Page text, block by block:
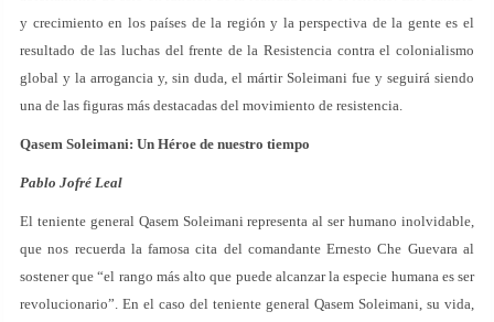
y crecimiento en los países de la región y la perspectiva de la gente es el
resultado de las luchas del frente de la Resistencia contra el colonialismo
global y la arrogancia y, sin duda, el mártir Soleimani fue y seguirá siendo
una de las figuras más destacadas del movimiento de resistencia.
Qasem Soleimani: Un Héroe de nuestro tiempo
Pablo Jofré Leal
El teniente general Qasem Soleimani representa al ser humano inolvidable,
que nos recuerda la famosa cita del comandante Ernesto Che Guevara al
sostener que “el rango más alto que puede alcanzar la especie humana es ser
revolucionario”. En el caso del teniente general Qasem Soleimani, su vida,